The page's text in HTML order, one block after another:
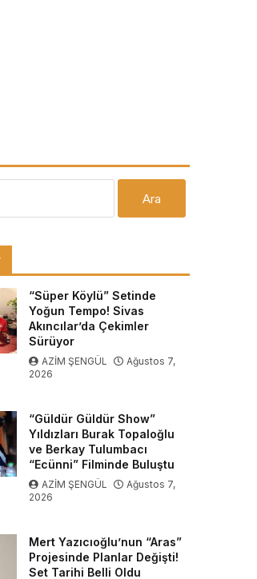
“Süper Köylü” Setinde
Yoğun Tempo! Sivas
Akıncılar’da Çekimler
Sürüyor
AZİM ŞENGÜL
Ağustos 7,
2026
“Güldür Güldür Show”
Yıldızları Burak Topaloğlu
ve Berkay Tulumbacı
“Ecünni” Filminde Buluştu
AZİM ŞENGÜL
Ağustos 7,
2026
Mert Yazıcıoğlu’nun “Aras”
Projesinde Planlar Değişti!
Set Tarihi Belli Oldu